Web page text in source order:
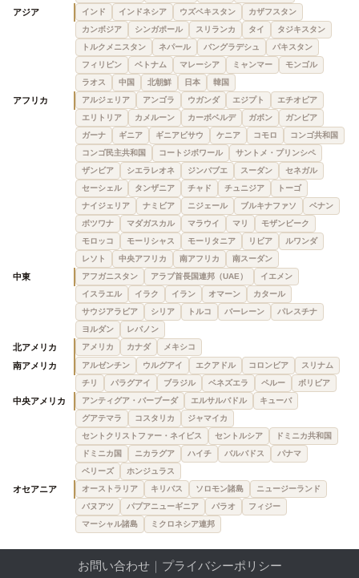
アジア インド インドネシア ウズベキスタン
カザフスタン
カンボジア
シンガポール スリランカ タイ
タジキスタン
トルクメニスタン
ネパール バングラデシュ
パキスタン
フィリピン
ベトナム マレーシア ミャンマー
モンゴル
ラオス
中国 北朝鮮 日本 韓国
アフリカ アルジェリア アンゴラ ウガンダ エジプト
エチオピア
エリトリア
カメルーン カーボベルデ ガボン
ガンビア
ガーナ
ギニア ギニアビサウ ケニア コモロ
コンゴ共和国
コンゴ民主共和国
コートジボワール
サントメ・プリンシペ
ザンビア
シエラレオネ ジンバブエ スーダン
セネガル
セーシェル
タンザニア チャド チュニジア
トーゴ
ナイジェリア
ナミビア ニジェール ブルキナファソ
ベナン
ボツワナ
マダガスカル マラウイ マリ
モザンビーク
モロッコ
モーリシャス モーリタニア リビア
ルワンダ
レソト
中央アフリカ 南アフリカ 南スーダン
中東 アフガニスタン アラブ首長国連邦（UAE）
イエメン
イスラエル
イラク イラン オマーン
カタール
サウジアラビア
シリア トルコ バーレーン
パレスチナ
ヨルダン
レバノン
北アメリカ アメリカ カナダ メキシコ
南アメリカ アルゼンチン ウルグアイ エクアドル コロンビア
スリナム
チリ
パラグアイ ブラジル ベネズエラ ペルー ボリビア
中央アメリカ アンティグア・バーブーダ エルサルバドル
キューバ
グアテマラ
コスタリカ
ジャマイカ
セントクリストファー・ネイビス
セントルシア
ドミニカ共和国
ドミニカ国
ニカラグア ハイチ バルバドス
パナマ
ベリーズ
ホンジュラス
オセアニア オーストラリア キリバス ソロモン諸島
ニュージーランド
バヌアツ
パプアニューギニア パラオ
フィジー
マーシャル諸島
ミクロネシア連邦
お問い合わせ｜ プライバシーポリシー